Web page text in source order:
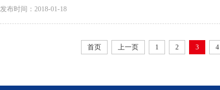
发布时间：2018-01-18
首页 上一页 1 2 3 4